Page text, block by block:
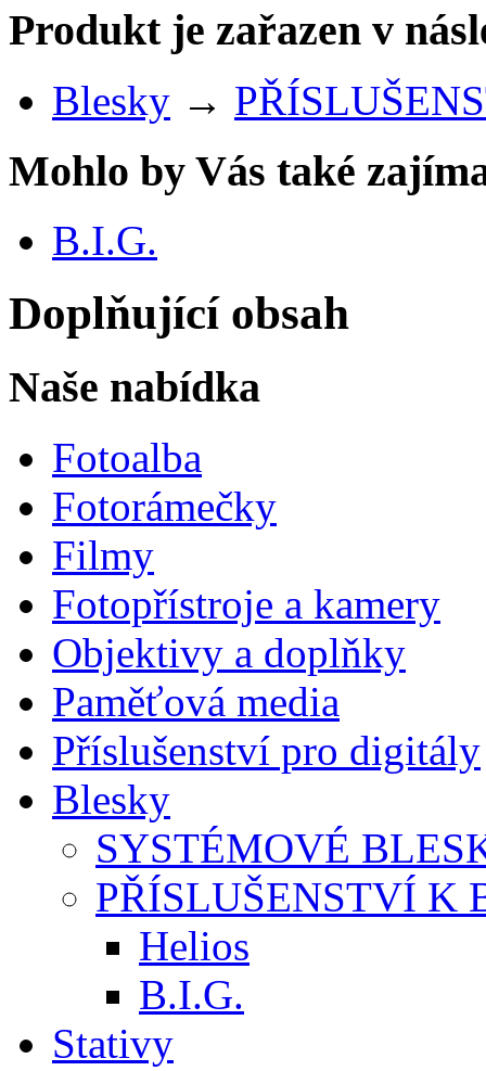
Produkt je zařazen v
Blesky →
Mohlo by Vás také
B.I.G.
Doplňující obsah
Naše nabídka
Fotoalba
Fotorámečky
Filmy
Fotopřístroje a kamery
Objektivy a doplňky
Paměťová media
Příslušenství pro digitály
Blesky
SYSTÉMOVÉ
PŘÍSLUŠENSTVÍ K
Helios
B.I.G.
Stativy